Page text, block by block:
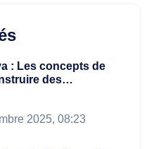
: Les concepts de
des…
2025, 08:23